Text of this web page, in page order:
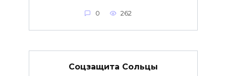
0 262
Соцзащита Сольцы